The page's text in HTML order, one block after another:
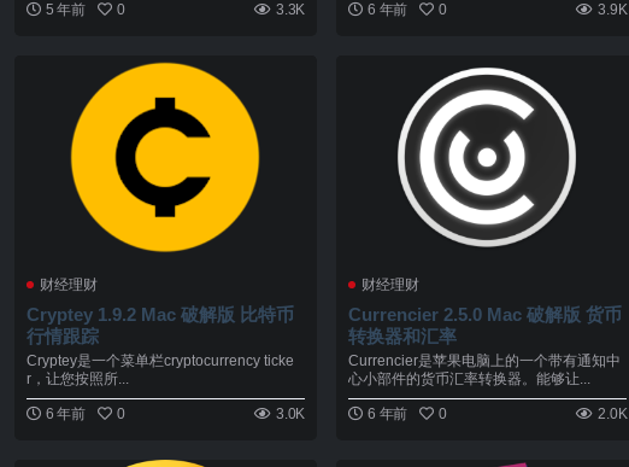
5 年前 0 3.3K 6 年前 0 3.9K
财经理财
Cryptey 1.9.2 Mac 破解版 比特币
行情跟踪
Cryptey是一个菜单栏cryptocurrency ticke
r，让您按照所...
6 年前 0 3.0K
财经理财
Currencier 2.5.0 Mac 破解版 货币
转换器和汇率
Currencier是苹果电脑上的一个带有通知中
心小部件的货币汇率转换器。能够让...
6 年前 0 2.0K